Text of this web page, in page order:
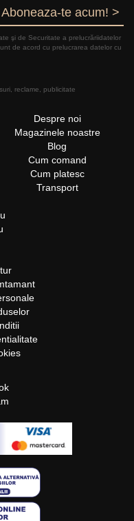
Aboneaza-te acum! >
şi de Securitate a prelucrăriidatelor
de acord cu prelucrarea datelor cu
reclame, publicitate
Despre noi
Magazinele noastre
Blog
Cum comand
Cum platesc
Transport